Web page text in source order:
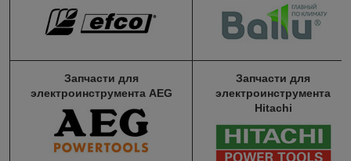
Запчасти для
электроинструмента AEG
Запчасти для
электроинструмента
Hitachi